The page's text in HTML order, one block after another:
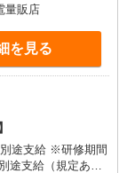
。○。・゜+゜・。
量販店
を見る
途支給 ※研修期間
途支給（規定あ